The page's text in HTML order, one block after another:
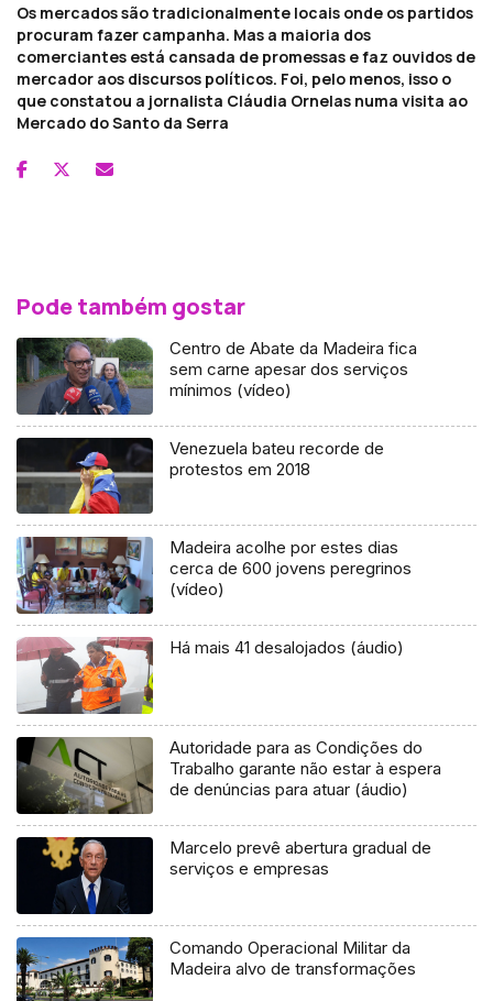
Os mercados são tradicionalmente locais onde os partidos
procuram fazer campanha. Mas a maioria dos
comerciantes está cansada de promessas e faz ouvidos de
mercador aos discursos políticos. Foi, pelo menos, isso o
que constatou a jornalista Cláudia Ornelas numa visita ao
Mercado do Santo da Serra
Pode também gostar
Centro de Abate da Madeira fica
sem carne apesar dos serviços
mínimos (vídeo)
Venezuela bateu recorde de
protestos em 2018
Madeira acolhe por estes dias
cerca de 600 jovens peregrinos
(vídeo)
Há mais 41 desalojados (áudio)
Autoridade para as Condições do
Trabalho garante não estar à espera
de denúncias para atuar (áudio)
Marcelo prevê abertura gradual de
serviços e empresas
Comando Operacional Militar da
Madeira alvo de transformações